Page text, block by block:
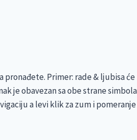
Primer: rade & ljubisa
je obavezan sa obe strane
a levi klik za zum i